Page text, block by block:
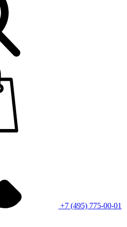
+7 (495) 775-00-01